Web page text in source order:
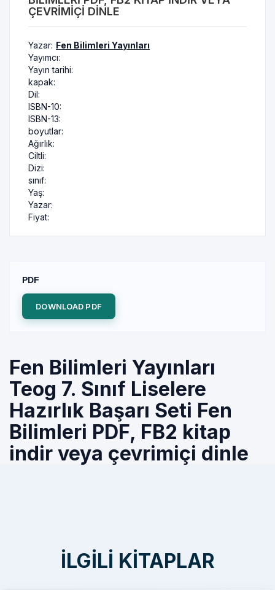
ÇEVRIMIÇI DINLE
Yazar: Fen Bilimleri Yayınları
Yayımcı:
Yayın tarihi:
kapak:
Dil:
ISBN-10:
ISBN-13:
boyutlar:
Ağırlık:
Ciltli:
Dizi:
sınıf:
Yaş:
Yazar:
Fiyat:
PDF
DOWNLOAD PDF
Fen Bilimleri Yayınları
Teog 7. Sınıf Liselere
Hazırlık Başarı Seti Fen
Bilimleri PDF, FB2 kitap
indir veya çevrimiçi dinle
İLGILI KITAPLAR